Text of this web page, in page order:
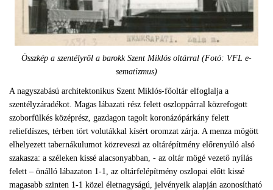
Összkép a szentélyről a barokk Szent Miklós oltárral (Fotó: VFL e-
sematizmus)
A nagyszabású architektonikus Szent Miklós-főoltár elfoglalja a
szentélyzáradékot. Magas lábazati rész felett oszloppárral közrefogott
szoborfülkés középrész, gazdagon tagolt koronázópárkány felett
reliefdíszes, térben tört volutákkal kísért oromzat zárja. A menza mögött
elhelyezett tabernákulumot közreveszi az oltárépítmény előrenyúló alsó
szakasza: a széleken kissé alacsonyabban, - az oltár mögé vezető nyílás
felett – önálló lábazaton 1-1, az oltárfelépítmény oszlopai előtt kissé
magasabb szinten 1-1 közel életnagyságú, jelvényeik alapján azonosítható